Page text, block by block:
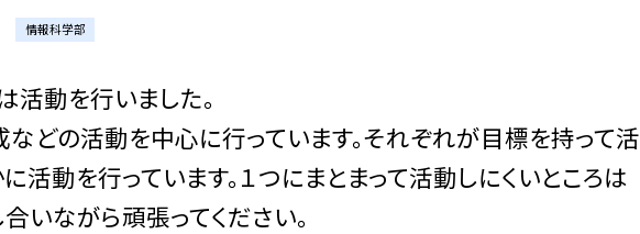
情報科学部
活動を行いました。
どの活動を中心に行っています。それぞれが目標を持って活
活動を行っています。１つにまとまって活動しにくいところは
いながら頑張ってください。